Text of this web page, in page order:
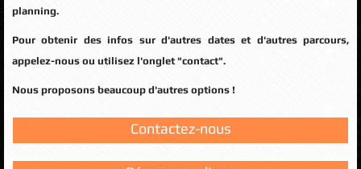
planning.
Pour obtenir des infos sur d'autres dates et d'autres parcours,
appelez-nous ou utilisez l'onglet "contact".
Nous proposons beaucoup d'autres options !
Contactez-nous